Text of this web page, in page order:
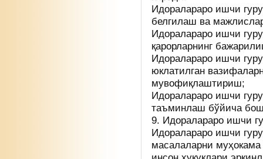
Идоралараро ишчи
белгилаш ва
Идоралараро ишчи
қарорларнинг
Идоралараро ишчи
юклатилган
мувофиқлаштириш;
Идоралараро ишчи
таъминлаш бўйича
9. Идоралараро ишчи
Идоралараро ишчи
масалаларни